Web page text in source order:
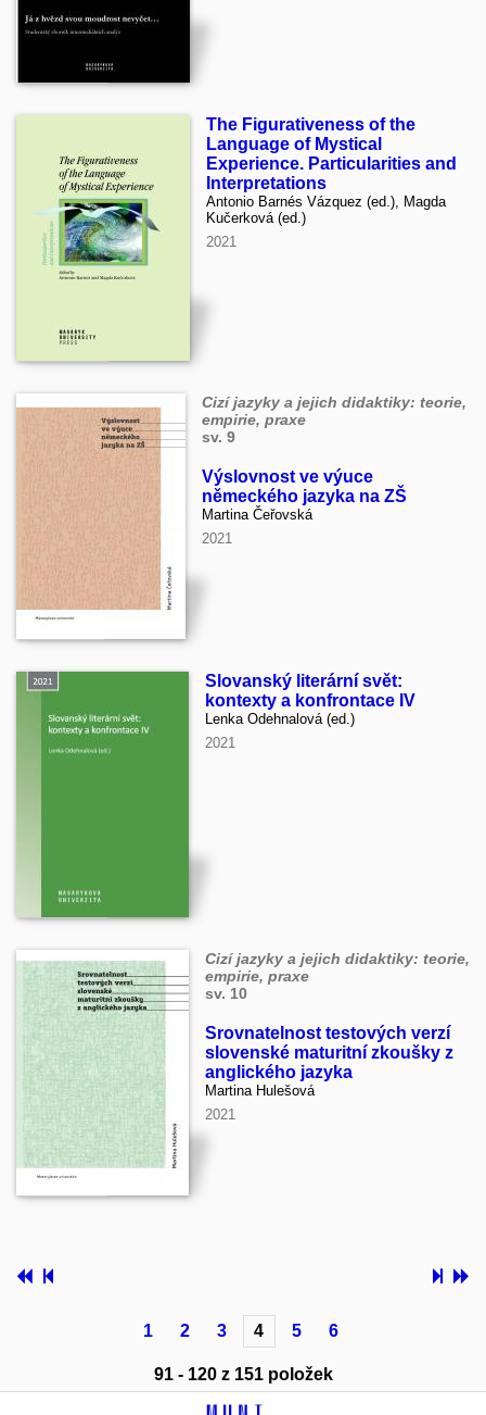
The Figurativeness of the
Language of Mystical
Experience. Particularities and
Interpretations
Antonio Barnés Vázquez (ed.), Magda
Kučerková (ed.)
2021
Cizí jazyky a jejich didaktiky: teorie,
empirie, praxe
sv. 9
Výslovnost ve výuce
německého jazyka na ZŠ
Martina Čeřovská
2021
Slovanský literární svět:
kontexty a konfrontace IV
Lenka Odehnalová (ed.)
2021
Cizí jazyky a jejich didaktiky: teorie,
empirie, praxe
sv. 10
Srovnatelnost testových verzí
slovenské maturitní zkoušky z
anglického jazyka
Martina Hulešová
2021
1 2 3 4 5 6
91 - 120 z 151 položek